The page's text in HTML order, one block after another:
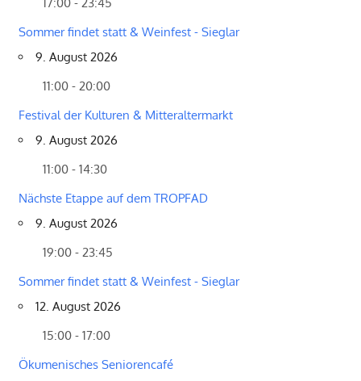
Sommer findet statt & Weinfest - Sieglar
9. August 2026
11:00 - 20:00
Festival der Kulturen & Mitteraltermarkt
9. August 2026
11:00 - 14:30
Nächste Etappe auf dem TROPFAD
9. August 2026
19:00 - 23:45
Sommer findet statt & Weinfest - Sieglar
12. August 2026
15:00 - 17:00
Ökumenisches Seniorencafé